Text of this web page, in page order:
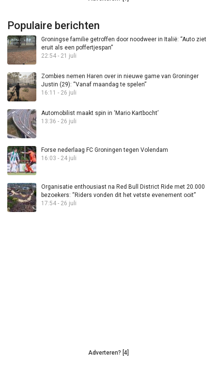
Populaire berichten
Groningse familie getroffen door noodweer in Italië: “Auto ziet
eruit als een poffertjespan”
22:54 - 21 juli
Zombies nemen Haren over in nieuwe game van Groninger
Justin (29): “Vanaf maandag te spelen”
16:11 - 26 juli
Automobilist maakt spin in ‘Mario Kartbocht’
13:36 - 26 juli
Forse nederlaag FC Groningen tegen Volendam
16:03 - 24 juli
Organisatie enthousiast na Red Bull District Ride met 20.000
bezoekers: “Riders vonden dit het vetste evenement ooit”
17:54 - 26 juli
Adverteren? [4]